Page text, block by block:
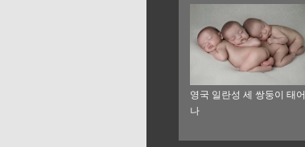
영국 일란성 세 쌍둥이 태어
나